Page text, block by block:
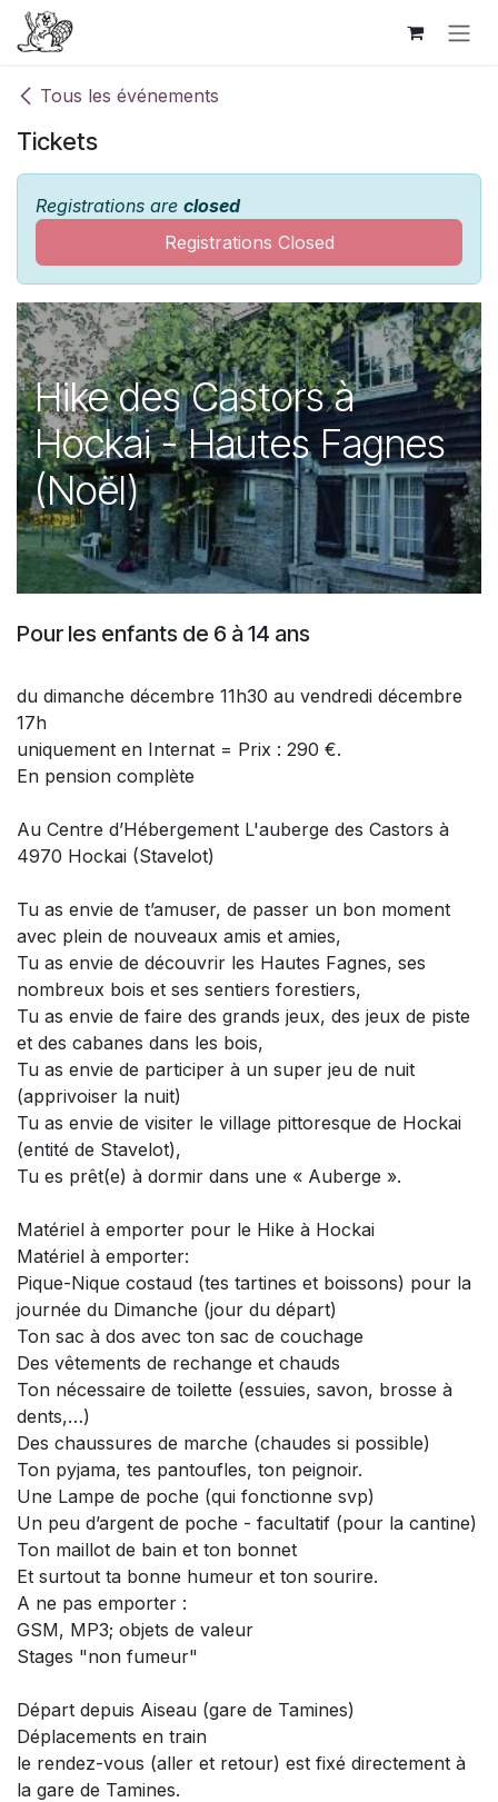
Se rendre au contenu
Tous les événements
Tickets
Registrations are closed
Registrations Closed
Hike des Castors à
Hockai - Hautes Fagnes
(Noël)
Pour les enfants de 6 à 14 ans
du dimanche décembre 11h30 au vendredi décembre
17h
uniquement en Internat = Prix : 290 €.
En pension complète
Au Centre d’Hébergement L'auberge des Castors à
4970 Hockai (Stavelot)
Tu as envie de t’amuser, de passer un bon moment
avec plein de nouveaux amis et amies,
Tu as envie de découvrir les Hautes Fagnes, ses
nombreux bois et ses sentiers forestiers,
Tu as envie de faire des grands jeux, des jeux de piste
et des cabanes dans les bois,
Tu as envie de participer à un super jeu de nuit
(apprivoiser la nuit)
Tu as envie de visiter le village pittoresque de Hockai
(entité de Stavelot),
Tu es prêt(e) à dormir dans une « Auberge ».
Matériel à emporter pour le Hike à Hockai
Matériel à emporter:
Pique-Nique costaud (tes tartines et boissons) pour la
journée du Dimanche (jour du départ)
Ton sac à dos avec ton sac de couchage
Des vêtements de rechange et chauds
Ton nécessaire de toilette (essuies, savon, brosse à
dents,…)
Des chaussures de marche (chaudes si possible)
Ton pyjama, tes pantoufles, ton peignoir.
Une Lampe de poche (qui fonctionne svp)
Un peu d’argent de poche - facultatif (pour la cantine)
Ton maillot de bain et ton bonnet
Et surtout ta bonne humeur et ton sourire.
A ne pas emporter :
GSM, MP3; objets de valeur
Stages "non fumeur"
Départ depuis Aiseau (gare de Tamines)
Déplacements en train
le rendez-vous (aller et retour) est fixé directement à
la gare de Tamines.